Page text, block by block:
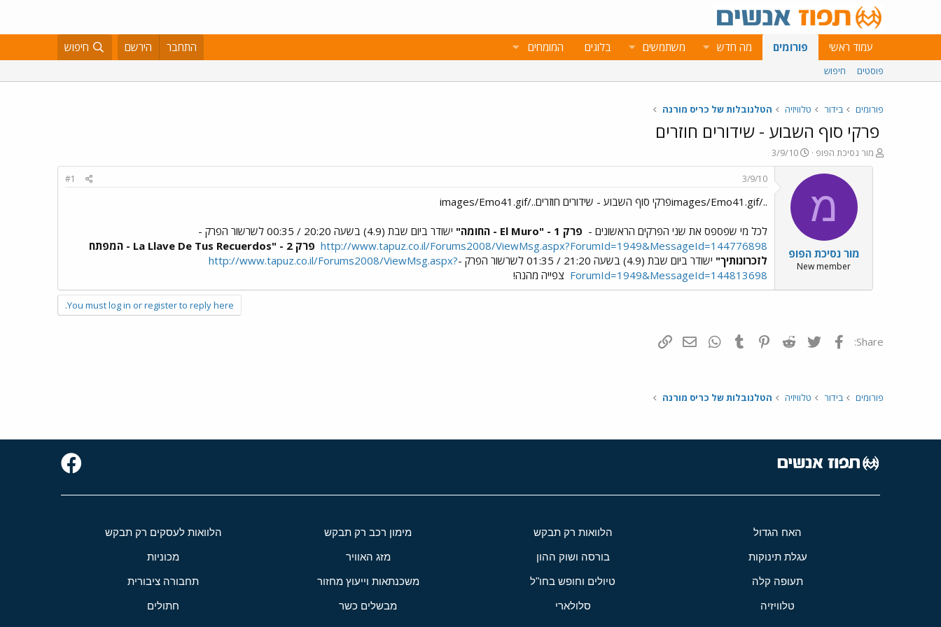
עמוד ראשי פורומים מה חדש משתמשים בלוגים המומחים התחבר הירשם חיפוש
פוסטים חיפוש
פורומים בידור טלוויזיה הטלנובלות של כריס מורנה
פרקי סוף השבוע - שידורים חוזרים
פ
ו
מור נסיכת הפופ
פ
ו
ס
ת
ר
י
3/9/10
מ
מור נסיכת הפופ
New member
3/9/10
#1
../images/Emo41.gifפרקי סוף השבוע - שידורים חוזרים../images/Emo41.gif
לכל מי שפספס את שני הפרקים הראשונים - פרק 1 - "El Muro - החומה"
ישודר ביום שבת (4.9) בשעה 20:20 / 00:35 לשרשור הפרק -
http://www.tapuz.co.il/Forums2008/ViewMsg.aspx?ForumId=1949&MessageId=144776898
פרק 2 - "La Llave De Tus Recuerdos - המפתח
לזכרונותיך" ישודר ביום שבת (4.9) בשעה 21:20 / 01:35 לשרשור הפרק -
http://www.tapuz.co.il/Forums2008/ViewMsg.aspx?
ForumId=1949&MessageId=144813698 צפייה מהנה!
You must log in or register to reply here.
Share: פייסבוק Twitter
Reddit
Pinterest
Tumblr
WhatsAppדואר אלקטרוני
פורומים בידור טלוויזיה הטלנובלות של כריס מורנה
האח הגדול הלוואות רק תבקש מימון רכב רק תבקש הלוואות לעסקים רק תבקש
עגלת תינוקות בורסה ושוק ההון מזג האוויר מכוניות
תעופה קלה טיולים וחופש בחו"ל משכנתאות וייעוץ מחזור תחבורה ציבורית
טלוויזיה סלולארי מבשלים כשר חתולים